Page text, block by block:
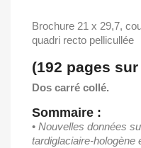
Brochure 21 x 29,7,
quadri recto pellicullée
(192 pages
Dos carré collé.
Sommaire :
• Nouvelles données
tardiglaciaire-hologène